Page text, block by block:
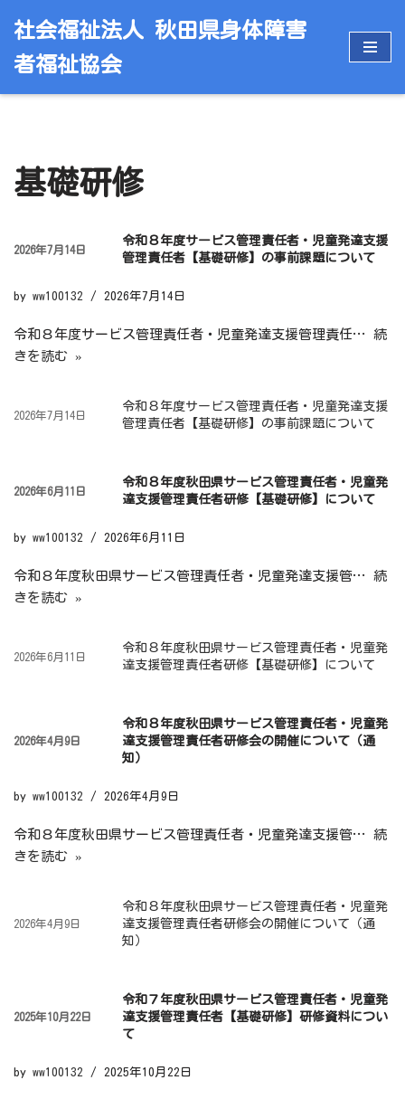
ン
テ
ス
キ
プ
社会福祉法人 秋田県身体障害
者福祉協会
基礎研修
2026年7月14日
令和８年度サービス管理責任者・児童発達支援
管理責任者【基礎研修】の事前課題について
by ww100132 2026年7月14日
令和８年度サービス管理責任者・児童発達支援管理責任… 続
きを読む »
2026年7月14日
令和８年度サービス管理責任者・児童発達支援
管理責任者【基礎研修】の事前課題について
2026年6月11日
令和８年度秋田県サービス管理責任者・児童発
達支援管理責任者研修【基礎研修】について
by ww100132 2026年6月11日
令和８年度秋田県サービス管理責任者・児童発達支援管… 続
きを読む »
2026年6月11日
令和８年度秋田県サービス管理責任者・児童発
達支援管理責任者研修【基礎研修】について
2026年4月9日
令和８年度秋田県サービス管理責任者・児童発
達支援管理責任者研修会の開催について（通
知）
by ww100132 2026年4月9日
令和８年度秋田県サービス管理責任者・児童発達支援管… 続
きを読む »
2026年4月9日
令和８年度秋田県サービス管理責任者・児童発
達支援管理責任者研修会の開催について（通
知）
2025年10月22日
令和７年度秋田県サービス管理責任者・児童発
達支援管理責任者【基礎研修】研修資料につい
て
by ww100132 2025年10月22日